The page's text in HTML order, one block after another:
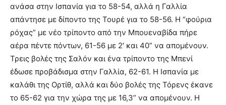
ανάσα στην Ισπανία για το 58-54, αλλά η Γαλλία
απάντησε με δίποντο της Τουρέ για το 58-56. Η “φούρια
ρόχας” με νέο τρίποντο από την Μπουεναβίδα πήρε
αέρα πέντε πόντων, 61-56 με 2′ και 40” να απομένουν.
Τρεις βολές της Σαλόν και ένα τρίποντο της Μπενί
έδωσε προβάδισμα στην Γαλλία, 62-61. Η Ισπανία με
καλάθι της Ορτίθ, αλλά και δύο βολές της Τόρενς έκανε
το 65-62 για την χώρα της με 16,3” να απομένουν. Η